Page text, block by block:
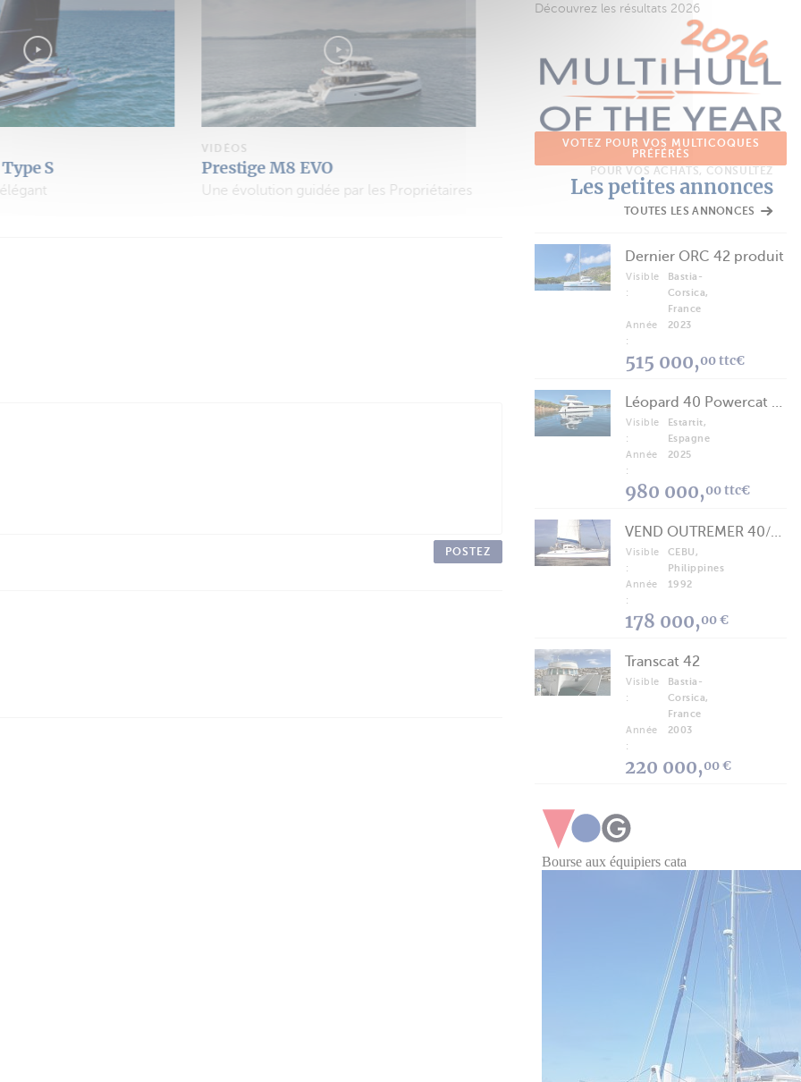
par les Propriétaires
VIDÉOS
Tricat 6.90 Performance XL
Plus toilé, plus puissant…
VIDÉOS
Un coursier encore plus séduisant
POSTEZ
Découvrez les résultats 2026
VOTEZ POUR VOS MULTICOQUES
PRÉFÉRÉS
POUR VOS ACHATS, CONSULTEZ
Les petites annonces
TOUTES LES ANNONCES
Dernier ORC 42 produit
Visible
:
Bastia-
Corsica,
France
Année
:
2023
515 000,00 ttc€
Visible
:
Estartit,
Espagne
Année
:
2025
980 000,00 ttc€
Visible
:
CEBU,
Philippines
Année
:
1992
178 000,00 €
Transcat 42
Visible
:
Bastia-
Corsica,
France
Année
:
2003
220 000,00 €